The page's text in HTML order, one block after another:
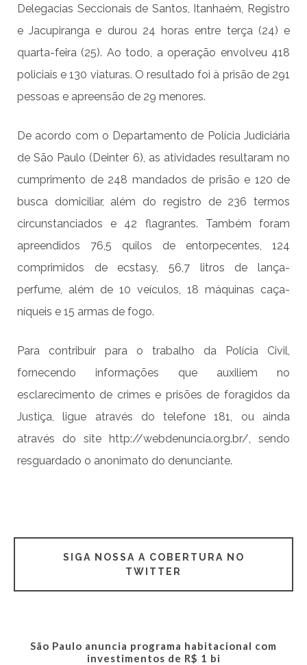
Delegacias Seccionais de Santos, Itanhaém, Registro
e Jacupiranga e durou 24 horas entre terça (24) e
quarta-feira (25). Ao todo, a operação envolveu 418
policiais e 130 viaturas. O resultado foi à prisão de 291
pessoas e apreensão de 29 menores.
De acordo com o Departamento de Polícia Judiciária
de São Paulo (Deinter 6), as atividades resultaram no
cumprimento de 248 mandados de prisão e 120 de
busca domiciliar, além do registro de 236 termos
circunstanciados e 42 flagrantes. Também foram
apreendidos 76,5 quilos de entorpecentes, 124
comprimidos de ecstasy, 56,7 litros de lança-
perfume, além de 10 veículos, 18 máquinas caça-
níqueis e 15 armas de fogo.
Para contribuir para o trabalho da Polícia Civil,
fornecendo informações que auxiliem no
esclarecimento de crimes e prisões de foragidos da
Justiça, ligue através do telefone 181, ou ainda
através do site http://webdenuncia.org.br/, sendo
resguardado o anonimato do denunciante.
SIGA NOSSA A COBERTURA NO
TWITTER
São Paulo anuncia programa habitacional com
investimentos de R$ 1 bi